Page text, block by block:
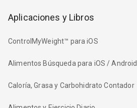
Aplicaciones y Libros
ControlMyWeight™ para iOS
Alimentos Búsqueda para iOS / Android
Caloría, Grasa y Carbohidrato Contador